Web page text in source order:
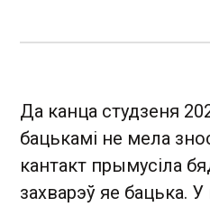
Да канца студзеня
бацькамі не мела
кантакт прымусіла
захварэў яе бацька.